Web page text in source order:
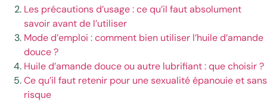
Les précautions d’usage : ce qu’il faut absolument
savoir avant de l’utiliser
Mode d’emploi : comment bien utiliser l’huile d’amande
douce ?
Huile d’amande douce ou autre lubrifiant : que choisir ?
Ce qu’il faut retenir pour une sexualité épanouie et sans
risque